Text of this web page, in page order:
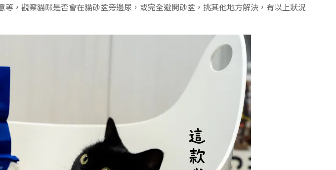
觀察貓咪是否會在貓砂盆旁邊尿，或完全避開砂盆，挑其他地方解決，有以上狀況